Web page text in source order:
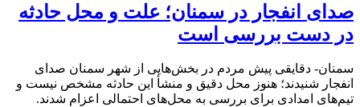
صدای انفجار در سمنان؛ علت و محل حادثه
در دست بررسی است
سمنان- دقایقی پیش مردم در بخش‌هایی از شهر سمنان صدای
انفجار شنیدند؛ هنوز محل دقیق و منشأ این حادثه مشخص نیست و
تیم‌های امدادی برای بررسی به محل‌های احتمالی اعزام شدند.